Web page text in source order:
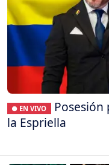
● EN VIVO
Posesión
la Espriella